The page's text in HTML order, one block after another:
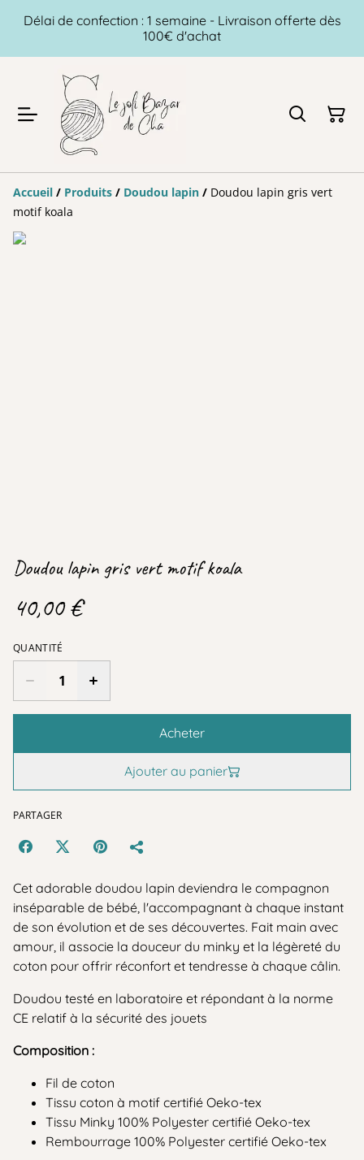
Délai de confection : 1 semaine - Livraison offerte dès
100€ d'achat
Accueil / Produits / Doudou lapin / Doudou lapin gris vert
motif koala
Doudou lapin gris vert motif koala
40,00 €
QUANTITÉ
Acheter
Ajouter au panier
PARTAGER
Cet adorable doudou lapin deviendra le compagnon
inséparable de bébé, l'accompagnant à chaque instant
de son évolution et de ses découvertes. Fait main avec
amour, il associe la douceur du minky et la légèreté du
coton pour offrir réconfort et tendresse à chaque câlin.
Doudou testé en laboratoire et répondant à la norme
CE relatif à la sécurité des jouets
Composition :
Fil de coton
Tissu coton à motif certifié Oeko-tex
Tissu Minky 100% Polyester certifié Oeko-tex
Rembourrage 100% Polyester certifié Oeko-tex